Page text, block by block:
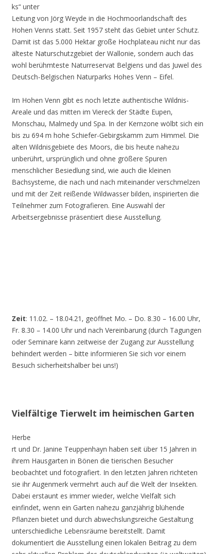
ks“ unter
Leitung von Jörg Weyde in die Hochmoorlandschaft des
Hohen Venns statt. Seit 1957 steht das Gebiet unter Schutz.
Damit ist das 5.000 Hektar große Hochplateau nicht nur das
älteste Naturschutzgebiet der Wallonie, sondern auch das
wohl berühmteste Naturreservat Belgiens und das Juwel des
Deutsch-Belgischen Naturparks Hohes Venn – Eifel.
Im Hohen Venn gibt es noch letzte authentische Wildnis-
Areale und das mitten im Viereck der Städte Eupen,
Monschau, Malmedy und Spa. In der Kernzone wölbt sich ein
bis zu 694 m hohe Schiefer-Gebirgskamm zum Himmel. Die
alten Wildnisgebiete des Moors, die bis heute nahezu
unberührt, ursprünglich und ohne größere Spuren
menschlicher Besiedlung sind, wie auch die kleinen
Bachsysteme, die nach und nach miteinander verschmelzen
und mit der Zeit reißende Wildwasser bilden, inspirierten die
Teilnehmer zum Fotografieren. Eine Auswahl der
Arbeitsergebnisse präsentiert diese Ausstellung.
Zeit: 11.02. – 18.04.21, geöffnet Mo. – Do. 8.30 – 16.00 Uhr,
Fr. 8.30 – 14.00 Uhr und nach Vereinbarung (durch Tagungen
oder Seminare kann zeitweise der Zugang zur Ausstellung
behindert werden – bitte informieren Sie sich vor einem
Besuch sicherheitshalber bei uns!)
Vielfältige Tierwelt im heimischen Garten
Herbe
rt und Dr. Janine Teuppenhayn haben seit über 15 Jahren in
ihrem Hausgarten in Bönen die tierischen Besucher
beobachtet und fotografiert. In den letzten Jahren richteten
sie ihr Augenmerk vermehrt auch auf die Welt der Insekten.
Dabei erstaunt es immer wieder, welche Vielfalt sich
einfindet, wenn ein Garten nahezu ganzjährig blühende
Pflanzen bietet und durch abwechslungsreiche Gestaltung
unterschiedliche Lebensräume bereitstellt. Damit
dokumentiert die Ausstellung einen lokalen Beitrag zu dem